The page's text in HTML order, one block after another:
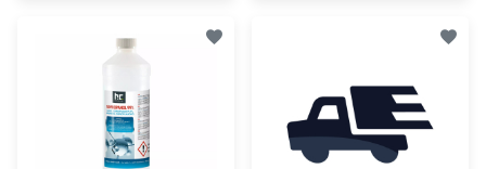
rapide